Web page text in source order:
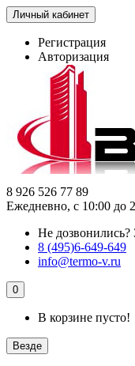
Личный кабинет
Регистрация
Авторизация
8 926 526 77 89
Ежедневно, с 10:00 до
Не дозвонились?
8 (495)6-649-649
info@termo-v.ru
0
В корзине пусто!
Везде